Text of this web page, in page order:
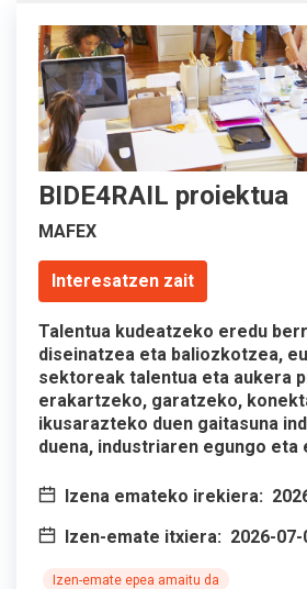
BIDE4RAIL proiektua
MAFEX
Interesatzen zait
Talentua kudeatzeko eredu
diseinatzea eta baliozkotzea,
sektoreak talentua eta aukera
erakartzeko, garatzeko,
ikusarazteko duen gaitasuna
duena, industriaren egungo eta
Izena emateko irekiera:
Izen-emate itxiera: 2026-07-
Izen-emate epea amaitu da